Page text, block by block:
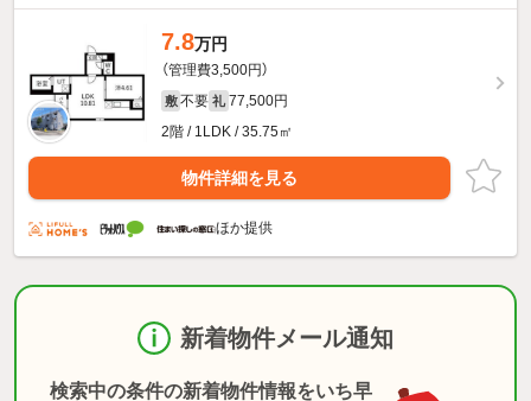
7.8万円
（管理費3,500円）
敷 不要 礼 77,500円
2階 / 1LDK / 35.75㎡
物件詳細を見る
ほか提供
新着物件メール通知
検索中の条件の新着物件情報をいち早